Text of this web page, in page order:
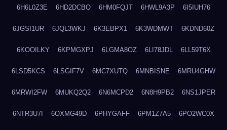
6H6L0Z3E 6HD2DCBO 6HM0FQJT 6HWL9A3P 6I5IUH76
6JGSI1UR 6JQL3WKJ 6K3EBPX1 6K3WDMWT 6KDND60Z
6KOOILKY 6KPMGXPJ 6LGMA8OZ 6LI78JDL 6LL59T6X
6LSD5KCS 6LSGIF7V 6MC7XUTQ 6MNBISNE 6MRU4GHW
6MRWI2FW 6MUKQ2Q2 6N6MCPD2 6N8H9PB2 6NS1JPER
6NTR3U7I 6OXMG49D 6PHYGAFF 6PM1Z7A5 6PO2WC0X